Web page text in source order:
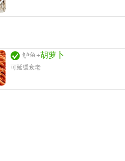
鲈鱼+胡萝卜
可延缓衰老